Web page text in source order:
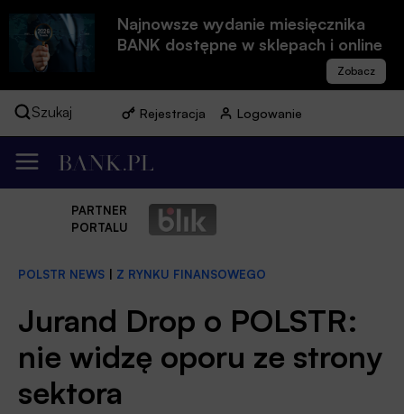
Najnowsze wydanie miesięcznika
BANK dostępne w sklepach i online
Szukaj Rejestracja Logowanie
PARTNER
PORTALU
POLSTR NEWS Z RYNKU FINANSOWEGO
Jurand Drop o POLSTR:
nie widzę oporu ze strony
sektora